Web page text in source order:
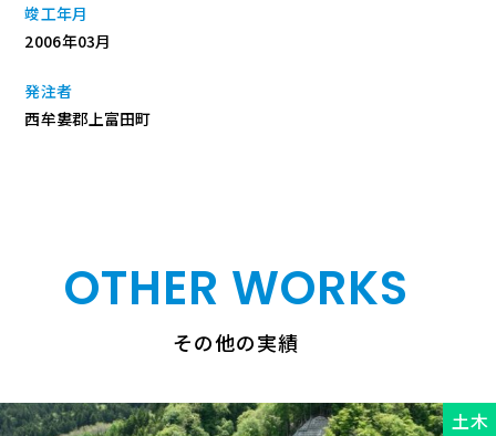
竣工年月
2006年03月
発注者
西牟婁郡上富田町
OTHER WORKS
その他の実績
土木